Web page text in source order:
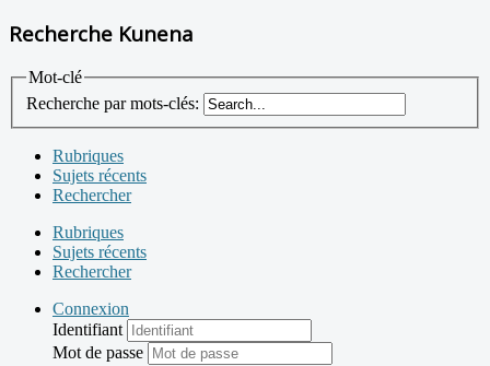
Recherche Kunena
Mot-clé
Recherche par mots-clés:
Rubriques
Sujets récents
Rechercher
Rubriques
Sujets récents
Rechercher
Connexion
Identifiant
Mot de passe